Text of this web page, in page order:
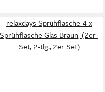
relaxdays Sprühflasche 4 x
Sprühflasche Glas Braun, (2er-
Set, 2-tlg., 2er Set)